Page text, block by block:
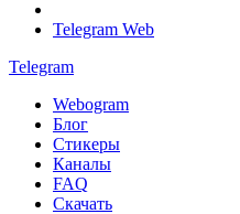
Telegram Web
Telegram
Webogram
Блог
Стикеры
Каналы
FAQ
Скачать